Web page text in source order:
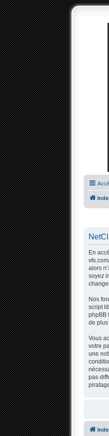
En
alors
soyez
Nos
script
phpBB
de
Vous
votre
une
pas